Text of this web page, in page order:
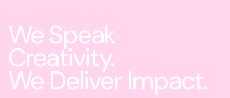
We Speak
Creativity.
We Deliver Impact.